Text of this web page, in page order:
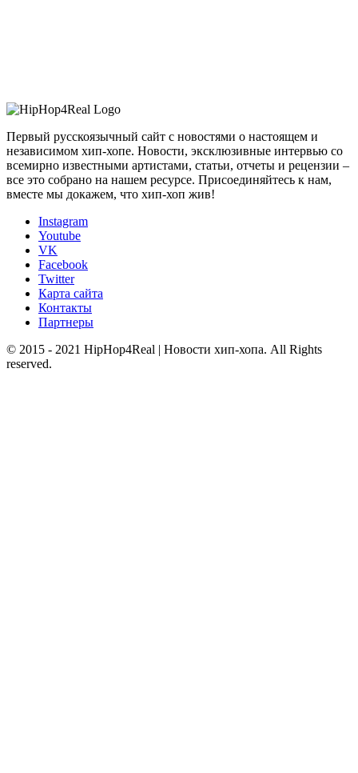
Первый русскоязычный сайт с новостями о настоящем и
независимом хип-хопе. Новости, эксклюзивные интервью со
всемирно известными артистами, статьи, отчеты и рецензии –
все это собрано на нашем ресурсе. Присоединяйтесь к нам,
вместе мы докажем, что хип-хоп жив!
Instagram
Youtube
VK
Facebook
Twitter
Карта сайта
Контакты
Партнеры
© 2015 - 2021 HipHop4Real | Новости хип-хопа. All Rights
reserved.